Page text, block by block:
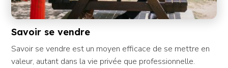
Savoir se vendre
Savoir se vendre est un moyen efficace de se mettre en
valeur, autant dans la vie privée que professionnelle.